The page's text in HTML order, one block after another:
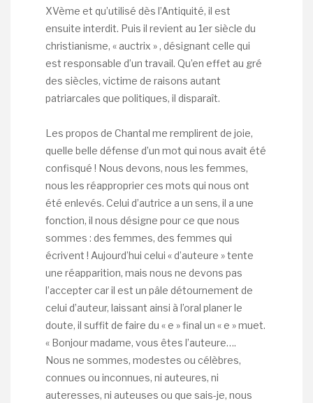
XVème et qu’utilisé dès l’Antiquité, il est
ensuite interdit. Puis il revient au 1er siècle du
christianisme, « auctrix » , désignant celle qui
est responsable d’un travail. Qu’en effet au gré
des siècles, victime de raisons autant
patriarcales que politiques, il disparaît.
Les propos de Chantal me remplirent de joie,
quelle belle défense d’un mot qui nous avait été
confisqué ! Nous devons, nous les femmes,
nous les réapproprier ces mots qui nous ont
été enlevés. Celui d’autrice a un sens, il a une
fonction, il nous désigne pour ce que nous
sommes : des femmes, des femmes qui
écrivent ! Aujourd’hui celui « d’auteure » tente
une réapparition, mais nous ne devons pas
l’accepter car il est un pâle détournement de
celui d’auteur, laissant ainsi à l’oral planer le
doute, il suffit de faire du « e » final un « e » muet.
« Bonjour madame, vous êtes l’auteure….
Nous ne sommes, modestes ou célèbres,
connues ou inconnues, ni auteures, ni
auteresses, ni auteuses ou que sais-je, nous